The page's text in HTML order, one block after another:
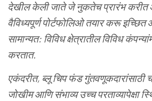
देखील केली जाते जे नुकतेच प्रारंभ करीत
वैविध्यपूर्ण पोर्टफोलिओ तयार करू इच्छित
सामान्यत: विविध क्षेत्रातील विविध
करतात.
एकंदरीत, ब्लू चिप फंड गुंतवणूकदारांसाठी
जोखीम आणि संभाव्य उच्च परताव्यापेक्षा